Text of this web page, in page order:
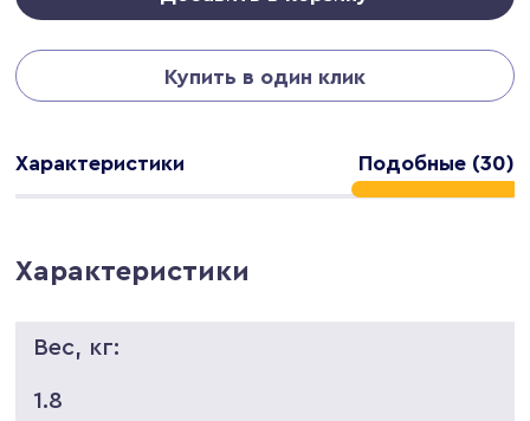
Купить в один клик
Характеристики Подобные (30)
Характеристики
Вес, кг:
1.8